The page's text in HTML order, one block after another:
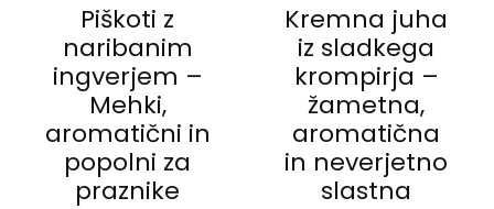
Piškoti z
naribanim
ingverjem –
Mehki,
aromatični in
popolni za
praznike
Kremna juha
iz sladkega
krompirja –
žametna,
aromatična
in neverjetno
slastna